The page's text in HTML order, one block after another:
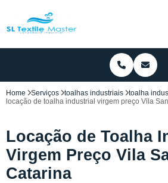
Home Serviços toalhas industriais
toalha
locação de toalha industrial virgem preço Vila
Locação de Toalha
Virgem Preço Vila
Catarina